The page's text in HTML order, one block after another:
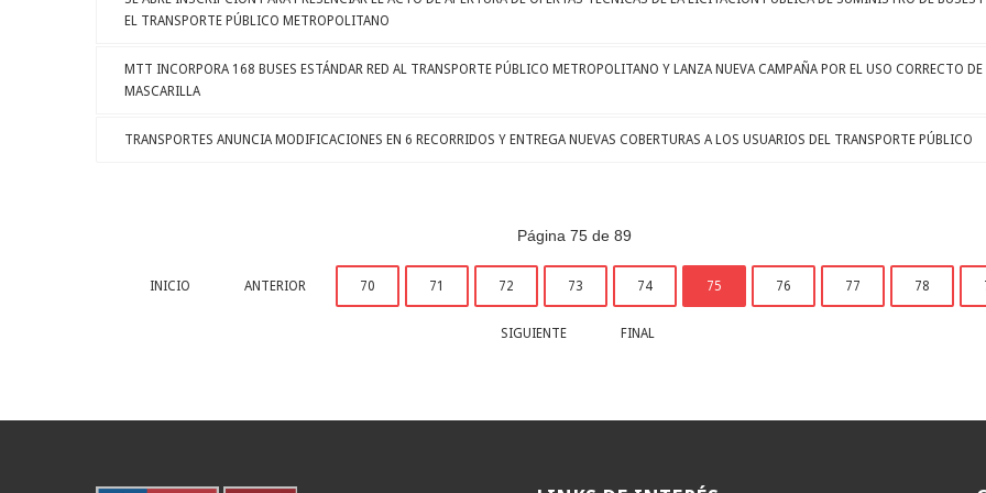
EL TRANSPORTE PÚBLICO METROPOLITANO
MTT INCORPORA 168 BUSES ESTÁNDAR RED AL TRANSPORTE PÚBLICO METROPOLITANO Y LANZA NUEVA CAMPAÑA POR EL USO CORRECTO DE
MASCARILLA
TRANSPORTES ANUNCIA MODIFICACIONES EN 6 RECORRIDOS Y ENTREGA NUEVAS COBERTURAS A LOS USUARIOS DEL TRANSPORTE PÚBLICO
Página 75 de 89
INICIO ANTERIOR 70 71 72 73 74 75 76 77 78
SIGUIENTE FINAL